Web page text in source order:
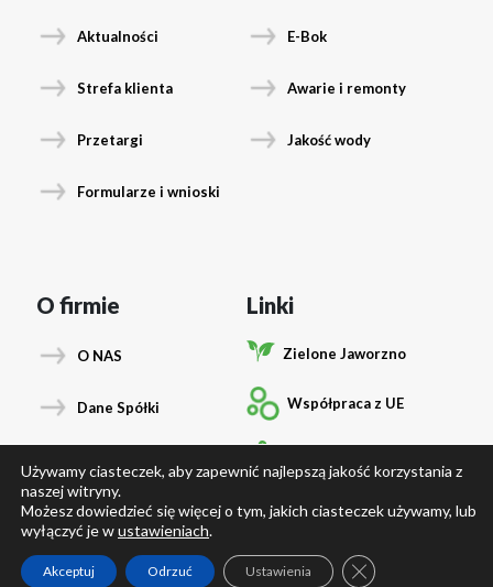
Aktualności
Strefa klienta
Przetargi
Formularze i wnioski
E-Bok
Awarie i remonty
Jakość wody
O firmie
O NAS
Dane Spółki
Dane osobowe RODO
Linki
Zielone Jaworzno
Współpraca z UE
Laboratorium
Używamy ciasteczek, aby zapewnić najlepszą jakość korzystania z
naszej witryny.
Możesz dowiedzieć się więcej o tym, jakich ciasteczek używamy, lub
wyłączyć je wustawieniach.
Akceptuj Odrzuć Ustawienia Zamknij panel